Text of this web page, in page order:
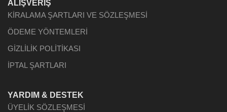
ALIŞVERİŞ
KİRALAMA ŞARTLARI VE SÖZLEŞMESİ
ÖDEME YÖNTEMLERİ
GİZLİLİK POLİTİKASI
İPTAL ŞARTLARI
YARDIM & DESTEK
ÜYELİK SÖZLEŞMESİ